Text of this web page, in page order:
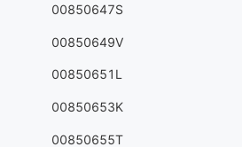
00850647S
00850649V
00850651L
00850653K
00850655T